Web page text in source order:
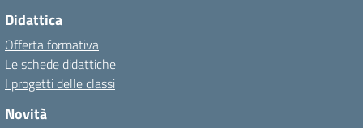
Didattica
Offerta formativa
Le schede didattiche
I progetti delle classi
Novità